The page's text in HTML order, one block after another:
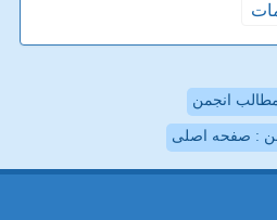
انجمن
: صفحه اصلی